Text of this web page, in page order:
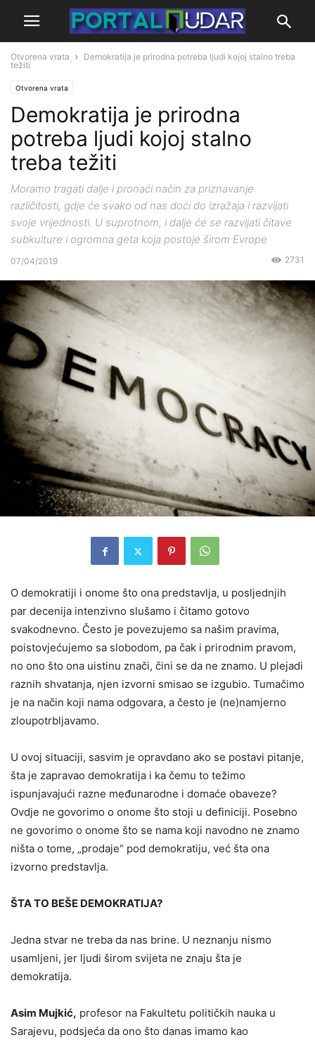
Otvorena vrata
Demokratija je prirodna potreba ljudi kojoj stalno treba
težiti
Otvorena vrata
Demokratija je prirodna
potreba ljudi kojoj stalno
treba težiti
Moramo tragati dalje i pronaći način za priznavanje
različitosti, gdje će svako od nas doći do izražaja i razvijati
svoje vrijednosti. U suprotnom, i dalje će se razvijati čitave
subkulture i ogromna geta koja postoje širom Evrope
07/04/2019 2731
O demokratiji i onome što ona predstavlja, u posljednjih
par decenija intenzivno slušamo i čitamo gotovo
svakodnevno. Često je povezujemo sa našim pravima,
poistovjećujemo sa slobodom, pa čak i prirodnim pravom,
no ono što ona uistinu znači, čini se da ne znamo. U plejadi
raznih shvatanja, njen izvorni smisao se izgubio. Tumačimo
je na način koji nama odgovara, a često je (ne)namjerno
zloupotrbljavamo.
U ovoj situaciji, sasvim je opravdano ako se postavi pitanje,
šta je zapravao demokratija i ka čemu to težimo
ispunjavajući razne međunarodne i domaće obaveze?
Ovdje ne govorimo o onome što stoji u definiciji. Posebno
ne govorimo o onome što se nama koji navodno ne znamo
ništa o tome, „prodaje“ pod demokratiju, već šta ona
izvorno predstavlja.
ŠTA TO BEŠE DEMOKRATIJA?
Jedna stvar ne treba da nas brine. U neznanju nismo
usamljeni, jer ljudi širom svijeta ne znaju šta je
demokratija.
Asim Mujkić, profesor na Fakultetu političkih nauka u
Sarajevu, podsjeća da ono što danas imamo kao